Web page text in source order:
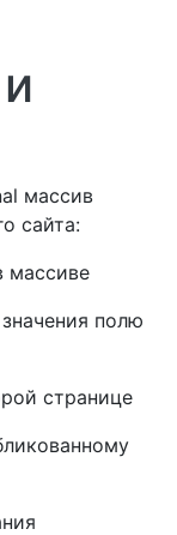
массив
сайта:
массиве
полю
странице